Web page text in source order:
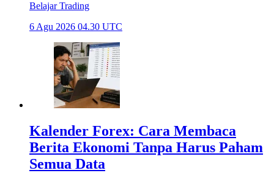
Belajar Trading
6 Agu 2026 04.30 UTC
Kalender Forex: Cara Membaca
Berita Ekonomi Tanpa Harus Paham
Semua Data